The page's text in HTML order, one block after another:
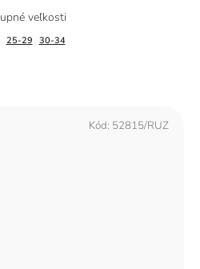
25-29 30-34
Kód: 52815/RUZ